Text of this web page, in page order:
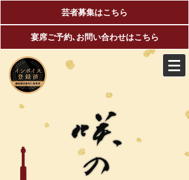
芸者募集はこちら
宴席ご予約､お問い合わせはこちら